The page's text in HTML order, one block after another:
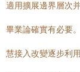
適用擴展邊界層次
畢業論確實有必要
慧接入改變逐步利